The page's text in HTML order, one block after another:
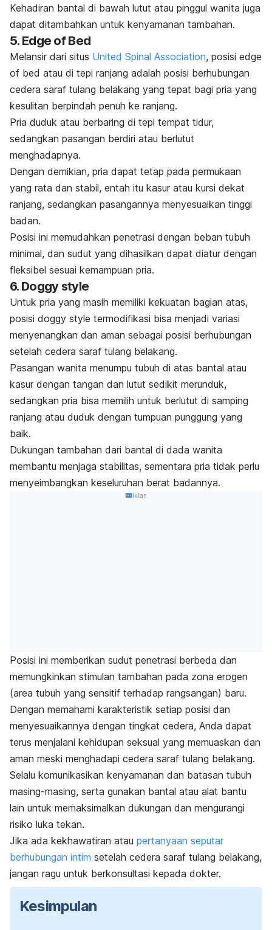
Kehadiran bantal di bawah lutut atau pinggul wanita juga
dapat ditambahkan untuk kenyamanan tambahan.
5. Edge of Bed
Melansir dari situs United Spinal Association, posisi edge
of bed atau di tepi ranjang adalah posisi berhubungan
cedera saraf tulang belakang yang tepat bagi pria yang
kesulitan berpindah penuh ke ranjang.
Pria duduk atau berbaring di tepi tempat tidur,
sedangkan pasangan berdiri atau berlutut
menghadapnya.
Dengan demikian, pria dapat tetap pada permukaan
yang rata dan stabil, entah itu kasur atau kursi dekat
ranjang, sedangkan pasangannya menyesuaikan tinggi
badan.
Posisi ini memudahkan penetrasi dengan beban tubuh
minimal, dan sudut yang dihasilkan dapat diatur dengan
fleksibel sesuai kemampuan pria.
6. Doggy style
Untuk pria yang masih memiliki kekuatan bagian atas,
posisi doggy style termodifikasi bisa menjadi variasi
menyenangkan dan aman sebagai posisi berhubungan
setelah cedera saraf tulang belakang.
Pasangan wanita menumpu tubuh di atas bantal atau
kasur dengan tangan dan lutut sedikit merunduk,
sedangkan pria bisa memilih untuk berlutut di samping
ranjang atau duduk dengan tumpuan punggung yang
baik.
Dukungan tambahan dari bantal di dada wanita
membantu menjaga stabilitas, sementara pria tidak perlu
menyeimbangkan keseluruhan berat badannya.
Iklan
Posisi ini memberikan sudut penetrasi berbeda dan
memungkinkan stimulan tambahan pada zona erogen
(area tubuh yang sensitif terhadap rangsangan) baru.
Dengan memahami karakteristik setiap posisi dan
menyesuaikannya dengan tingkat cedera, Anda dapat
terus menjalani kehidupan seksual yang memuaskan dan
aman meski menghadapi cedera saraf tulang belakang.
Selalu komunikasikan kenyamanan dan batasan tubuh
masing-masing, serta gunakan bantal atau alat bantu
lain untuk memaksimalkan dukungan dan mengurangi
risiko luka tekan.
Jika ada kekhawatiran atau pertanyaan seputar
berhubungan intim setelah cedera saraf tulang belakang,
jangan ragu untuk berkonsultasi kepada dokter.
Kesimpulan